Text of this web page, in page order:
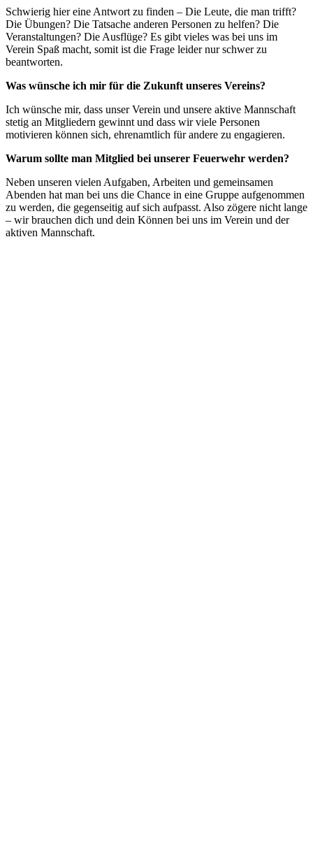
Schwierig hier eine Antwort zu finden – Die Leute, die man trifft?
Die Übungen? Die Tatsache anderen Personen zu helfen? Die
Veranstaltungen? Die Ausflüge? Es gibt vieles was bei uns im
Verein Spaß macht, somit ist die Frage leider nur schwer zu
beantworten.
Was wünsche ich mir für die Zukunft unseres Vereins?
Ich wünsche mir, dass unser Verein und unsere aktive Mannschaft
stetig an Mitgliedern gewinnt und dass wir viele Personen
motivieren können sich, ehrenamtlich für andere zu engagieren.
Warum sollte man Mitglied bei unserer Feuerwehr werden?
Neben unseren vielen Aufgaben, Arbeiten und gemeinsamen
Abenden hat man bei uns die Chance in eine Gruppe aufgenommen
zu werden, die gegenseitig auf sich aufpasst. Also zögere nicht lange
– wir brauchen dich und dein Können bei uns im Verein und der
aktiven Mannschaft.